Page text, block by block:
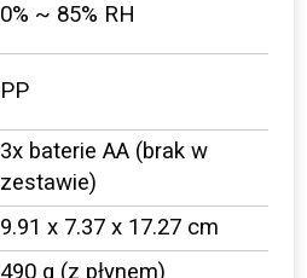
0% ~ 85% RH
PP
3x baterie AA (brak w
zestawie)
9.91 x 7.37 x 17.27 cm
490 g (z płynem)